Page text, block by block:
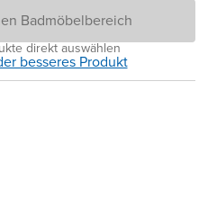
Badmöbelbereich
direkt auswählen
besseres Produkt